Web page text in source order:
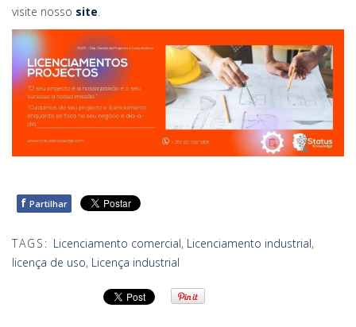
visite nosso site.
f Partilhar
TAGS: Licenciamento comercial, Licenciamento industrial,
licença de uso, Licença industrial